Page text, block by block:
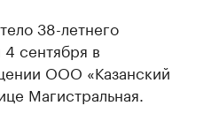
38-летнего
сентября в
ООО «Казанский
Магистральная.